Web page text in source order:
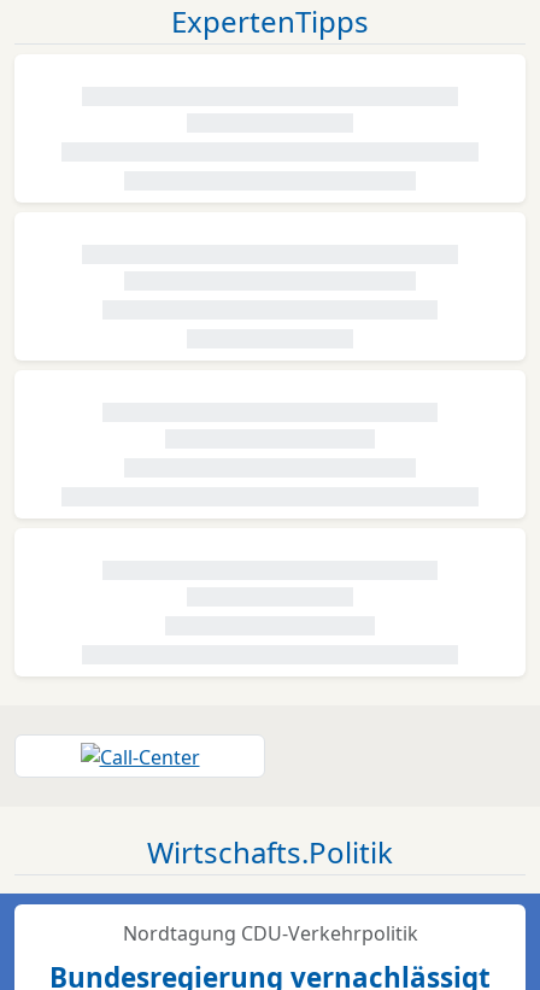
ExpertenTipps
Wirtschafts.Politik
Nordtagung CDU-Verkehrpolitik
Bundesregierung vernachlässigt